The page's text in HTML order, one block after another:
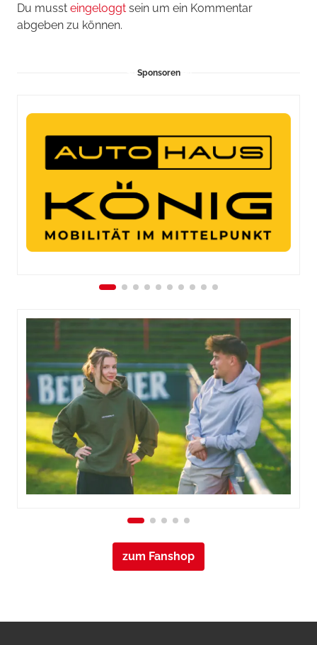
Du musst eingeloggt sein um ein Kommentar
abgeben zu können.
Sponsoren
zum Fanshop